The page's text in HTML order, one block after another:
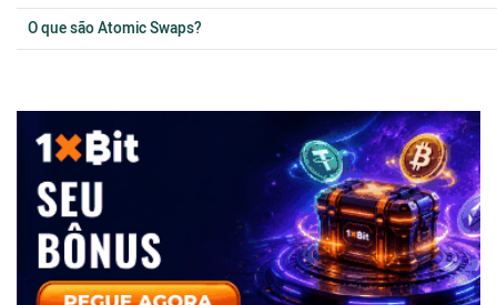
O que são Atomic Swaps?